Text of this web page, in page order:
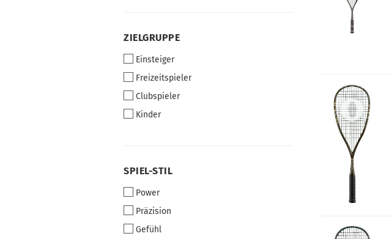
ZIELGRUPPE
ZIELGRUPPE
Einsteiger
Freizeitspieler
Clubspieler
Kinder
SPIEL-
SPIEL-STIL
Power
Präzision
Gefühl